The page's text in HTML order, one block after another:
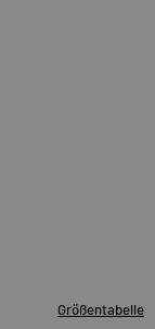
Größentabelle